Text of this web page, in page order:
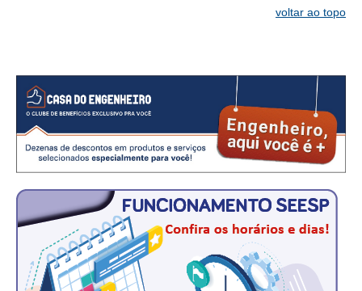
APRESENTAÇÃO
EMPREGO E ESTÁGIO
CARREIRA
NEWSLETTER
GUIA DAS ENGENHARIAS
CONTATO
voltar ao topo